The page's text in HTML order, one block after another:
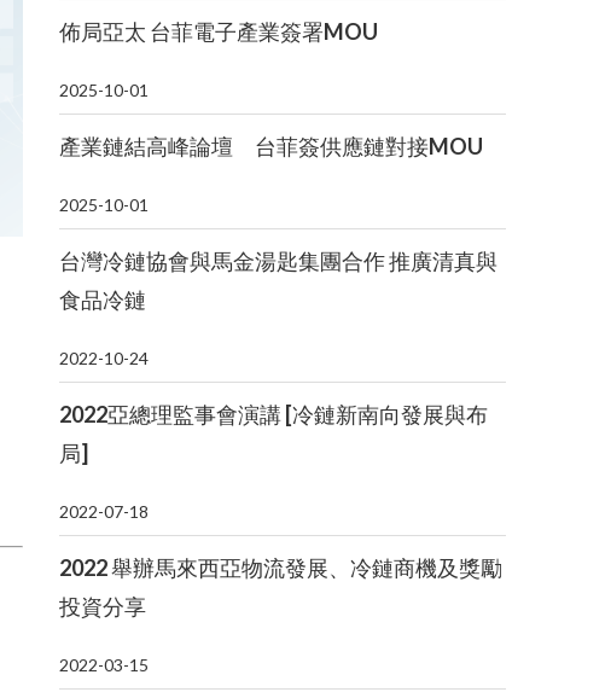
佈局亞太 台菲電子產業簽署MOU
2025-10-01
產業鏈結高峰論壇 台菲簽供應鏈對接MOU
2025-10-01
台灣冷鏈協會與馬金湯匙集團合作 推廣清真與
食品冷鏈
2022-10-24
2022亞總理監事會演講 [冷鏈新南向發展與布
局]
2022-07-18
2022 舉辦馬來西亞物流發展、冷鏈商機及獎勵
投資分享
2022-03-15